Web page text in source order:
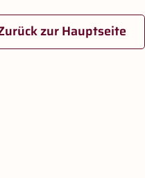
zur Hauptseite